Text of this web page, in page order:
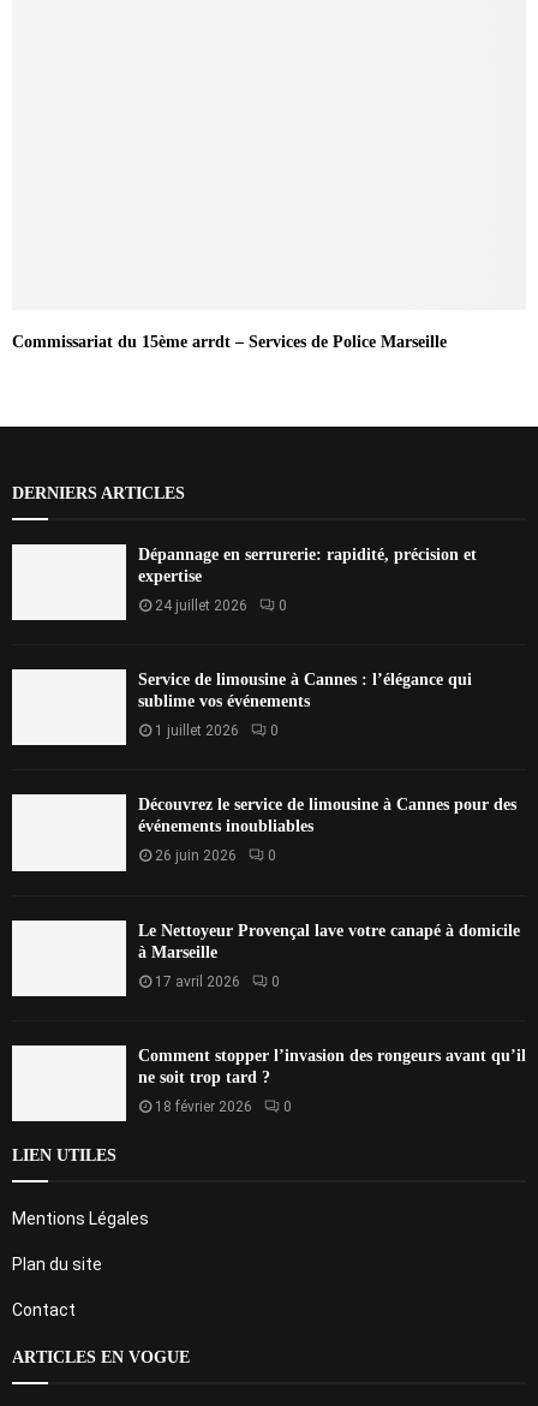
Commissariat du 15ème arrdt – Services de Police Marseille
DERNIERS ARTICLES
Dépannage en serrurerie: rapidité, précision et
expertise
24 juillet 2026 0
Service de limousine à Cannes : l’élégance qui
sublime vos événements
1 juillet 2026 0
Découvrez le service de limousine à Cannes pour des
événements inoubliables
26 juin 2026 0
Le Nettoyeur Provençal lave votre canapé à domicile
à Marseille
17 avril 2026 0
Comment stopper l’invasion des rongeurs avant qu’il
ne soit trop tard ?
18 février 2026 0
LIEN UTILES
Mentions Légales
Plan du site
Contact
ARTICLES EN VOGUE